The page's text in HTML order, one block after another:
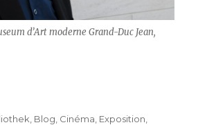
d’Art moderne Grand-Duc Jean,
Cube (Bermondsey)“
, Blog, Cinéma, Exposition,